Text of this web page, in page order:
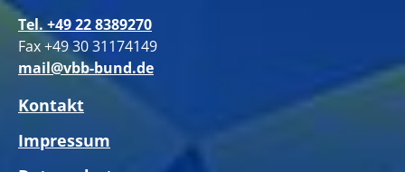
Tel. +49 22 8389270
Fax +49 30 31174149
mail@vbb-bund.de
Kontakt
Impressum